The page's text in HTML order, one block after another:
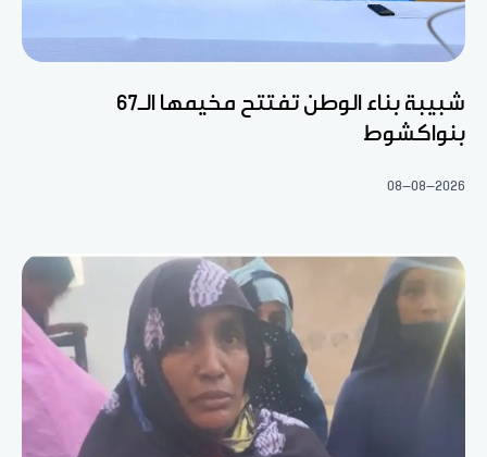
شبيبة بناء الوطن تفتتح مخيمها الـ67
بنواكشوط
08-08-2026